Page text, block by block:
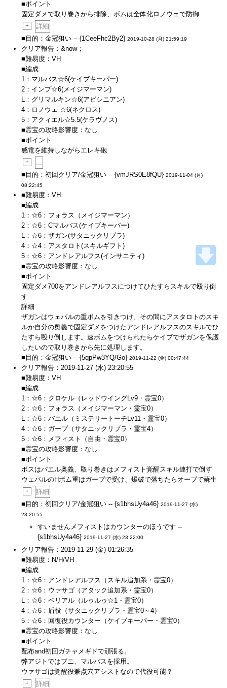
■ポイント
固定ダメで取り巻きから排除、ボムは全体化ロノウェで防御
+
詳細
■目的：金冠狙い -- {1CeeFhc2By2} 2019-10-28 (月) 21:59:19
クリア報告：&now；
■難易度：VH
■編成
1：マルバス☆6(ケイブキーパー)
2：インプ☆6(メイジマーマン)
L：グリマルキン☆6(アビシニアン)
4：ロノウェ ☆6(ネクロス)
5：アクィエル☆5.5(ケラヴノス)
■霊宝の攻略影響度：なし
■ポイント
感電を維持しながらエレキ砲
+
...
■目的：初回クリア/金冠狙い -- {vmJRS0E8fQU} 2019-11-04 (月)
08:22:45
■難易度：VH
■編成
1：☆6：フォラス（メイジマーマン）
2：☆6：Cマルバス(ケイブキーパー)
L：☆6：ザガン(サタニックリブラ)
4：☆4：アスタロト(スキルギフト)
5：☆6：アンドレアルフス(インサニティ)
■霊宝の攻略影響度：なし
■ポイント
固定ダメ700をアンドレアルフスにつけてひたすらスキルで殴り倒
す
詳細
ザガンはウェパルの重ボムを引きつけ、その間にアスタロトのスキ
ルか自分の奥義で固定ダメをつけたアンドレアルフスのスキルでひ
たすら殴り倒します。速ボムをつけられたらケイブでザガンを保護
したいので取り巻きから先に処理します。
■目的：金冠狙い -- {5qpPw3YQ/Go} 2019-11-22 (金) 00:47:44
クリア報告：2019-11-27 (水) 23:20:55
■難易度：VH
■編成
1：☆6：クロケル（レッドウイングLv9・霊宝0）
2：☆6：フォラス（メイジマーマン・霊宝0）
L：☆6：バエル（ミステリートーチLv11・霊宝0）
4：☆6：ガープ（サタニックリブラ・霊宝4）
5：☆6：メフィスト（自由・霊宝0）
■霊宝の攻略影響度：なし
■ポイント
ボスはバエル奥義、取り巻きはメフィスト覚醒スキル連打で倒す
ウェパルのHボム重はガープで受け、爆破で落ちたらオーブで蘇生
+
詳細
■目的：初回クリア/金冠狙い -- {s1bhsUy4a46} 2019-11-27 (水)
23:20:55
すいませんメフィストはカウンターのほうです --
{s1bhsUy4a46} 2019-11-27 (水) 23:22:00
クリア報告：2019-11-29 (金) 01:26:35
■難易度：N/H/VH
■編成
1：☆6：アンドレアルフス（スキル追加系・霊宝0）
2：☆6：ウァサゴ（アタック追加系・霊宝0）
L：☆6：ベリアル（ルゥルゥ☆1・霊宝0）
4：☆6：盾役（サタニックリブラ・霊宝0～4）
5：☆6：回復役カウンター（ケイブキーパー・霊宝0）
■霊宝の攻略影響度：なし
■ポイント
配布and初回ガチャメギドで頑張る。
弊アジトではブニ、マルバスを採用。
ウァサゴは覚醒役兼点穴アシストなので代役可能？
+
詳細